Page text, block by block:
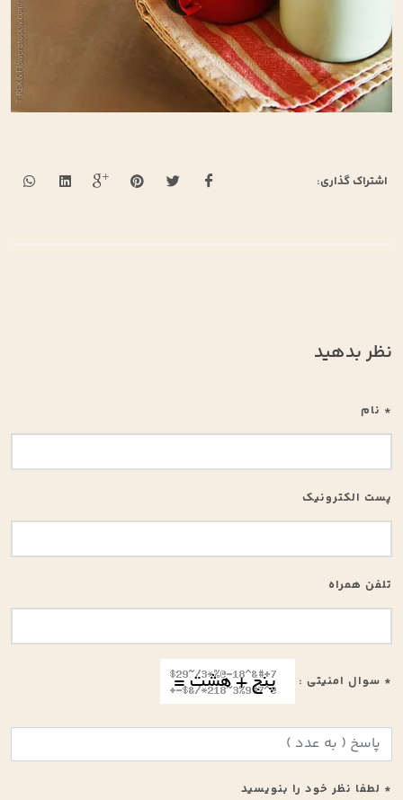
اشتراک گذاری:
نظر بدهید
* نام
پست الکترونیک
تلفن همراه
* سوال امنیتی :
* لطفا نظر خود را بنویسید